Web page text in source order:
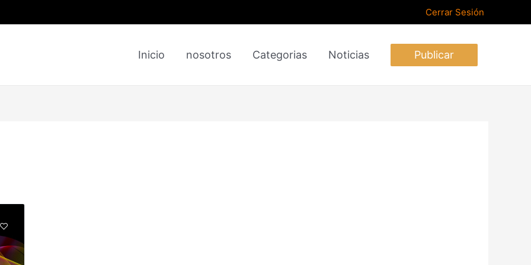
Cerrar Sesión
Inicio nosotros Categorias Noticias Publicar